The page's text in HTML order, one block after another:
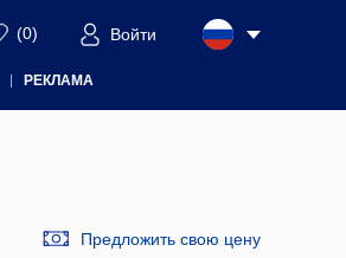
(0) Войти
РЕКЛАМА
Предложить свою цену